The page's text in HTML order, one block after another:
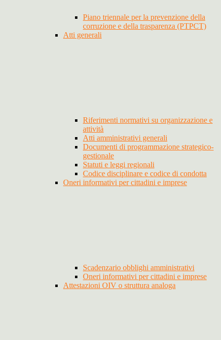
Piano triennale per la prevenzione della
corruzione e della trasparenza (PTPCT)
Atti generali
Riferimenti normativi su organizzazione e
attività
Atti amministrativi generali
Documenti di programmazione strategico-
gestionale
Statuti e leggi regionali
Codice disciplinare e codice di condotta
Oneri informativi per cittadini e imprese
Scadenzario obblighi amministrativi
Oneri informativi per cittadini e imprese
Attestazioni OIV o struttura analoga